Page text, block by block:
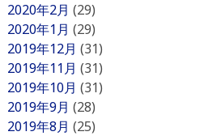
2020年2月 (29)
2020年1月 (29)
2019年12月 (31)
2019年11月 (31)
2019年10月 (31)
2019年9月 (28)
2019年8月 (25)